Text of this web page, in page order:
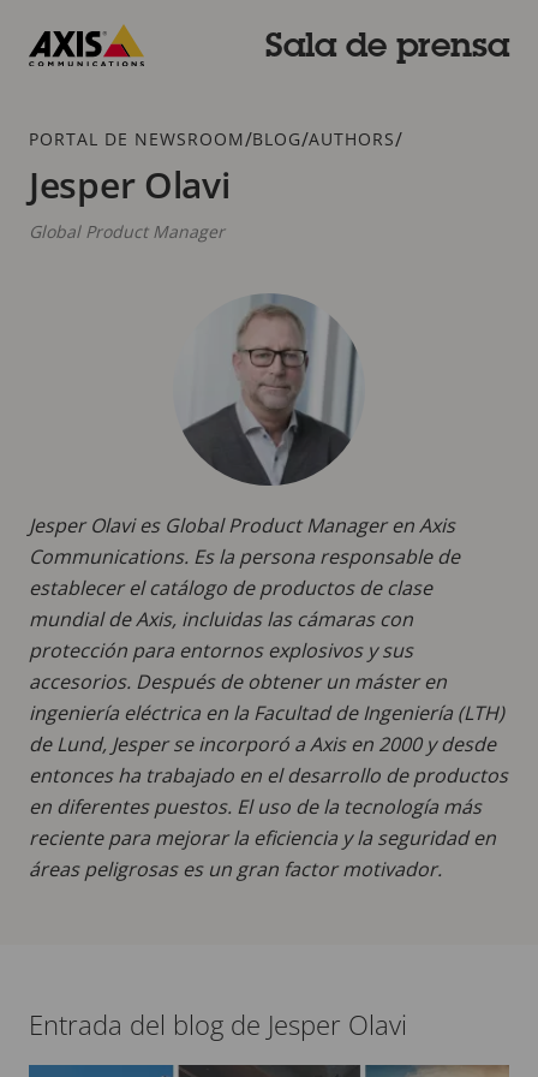
contenido
Sala de prensa
Breadcrumb
PORTAL DE NEWSROOM/BLOG/AUTHORS/
Jesper Olavi
Jesper Olavi es Global Product Manager en Axis
Communications. Es la persona responsable de
establecer el catálogo de productos de clase
mundial de Axis, incluidas las cámaras con
protección para entornos explosivos y sus
accesorios. Después de obtener un máster en
ingeniería eléctrica en la Facultad de Ingeniería (LTH)
de Lund, Jesper se incorporó a Axis en 2000 y desde
entonces ha trabajado en el desarrollo de productos
en diferentes puestos. El uso de la tecnología más
reciente para mejorar la eficiencia y la seguridad en
áreas peligrosas es un gran factor motivador.
Global Product Manager
Entrada del blog de Jesper Olavi